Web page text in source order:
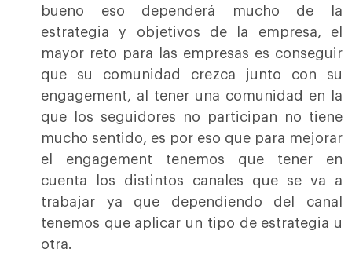
bueno eso dependerá mucho de la
estrategia y objetivos de la empresa, el
mayor reto para las empresas es conseguir
que su comunidad crezca junto con su
engagement, al tener una comunidad en la
que los seguidores no participan no tiene
mucho sentido, es por eso que para mejorar
el engagement tenemos que tener en
cuenta los distintos canales que se va a
trabajar ya que dependiendo del canal
tenemos que aplicar un tipo de estrategia u
otra.